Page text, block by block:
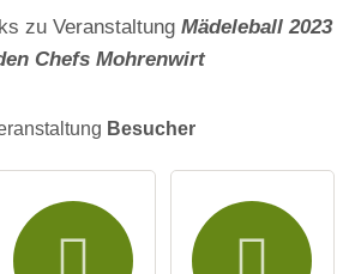
ich die .
zu Veranstaltung Mädeleball 2023
Chefs Mohrenwirt
Besucher